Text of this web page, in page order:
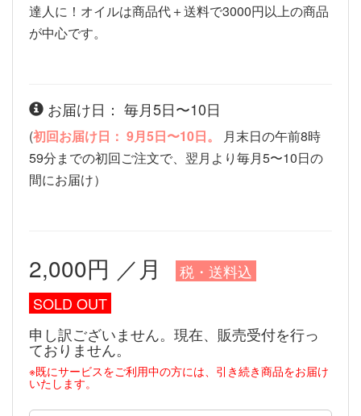
達人に！オイルは商品代＋送料で3000円以上の商品
が中心です。
お届け日： 毎月5日〜10日
(初回お届け日： 9月5日〜10日。 月末日の午前8時
59分までの初回ご注文で、翌月より毎月5〜10日の
間にお届け）
2,000円 ／月
税・送料込
SOLD OUT
申し訳ございません。現在、販売受付を行っ
ておりません。
※既にサービスをご利用中の方には、引き続き商品をお届け
いたします。